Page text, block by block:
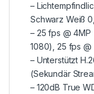
–
Schwarz Weiß
– 25 fps @
1080), 25 fps
– Unterstützt
(Sekundär
– 120dB True